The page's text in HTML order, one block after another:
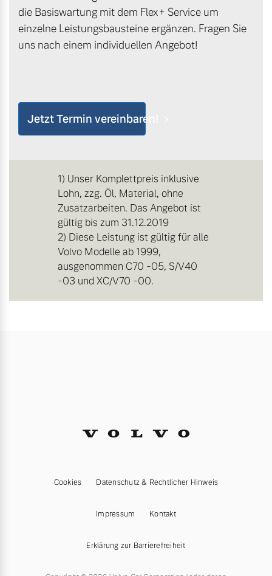
die Basiswartung mit dem Flex+ Service um
einzelne Leistungsbausteine ergänzen. Fragen Sie
uns nach einem individuellen Angebot!
Jetzt Termin vereinbaren!
1) Unser Komplettpreis inklusive
Lohn, zzg. Öl, Material, ohne
Zusatzarbeiten. Das Angebot ist
gültig bis zum 31.12.2019
2) Diese Leistung ist gültig für alle
Volvo Modelle ab 1999,
ausgenommen C70 -05, S/V40
-03 und XC/V70 -00.
Cookies Datenschutz & Rechtlicher Hinweis
Impressum Kontakt
Erklärung zur Barrierefreiheit